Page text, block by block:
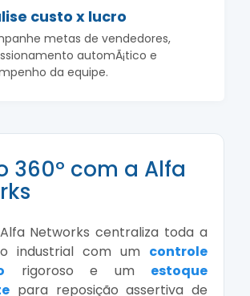
custo x lucro
metas de vendedores,
automÃ¡tico e
da equipe.
360º com a Alfa
Networks centraliza toda a
industrial com um controle
rigoroso e um estoque
para reposição assertiva de